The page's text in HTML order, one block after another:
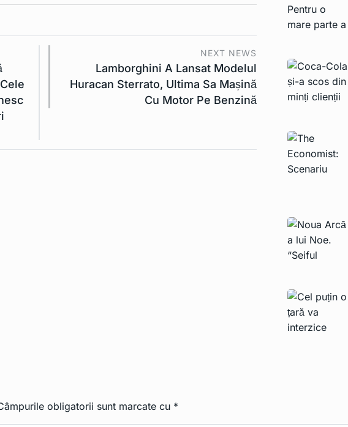
NEXT NEWS
Lamborghini A Lansat Modelul
Huracan Sterrato, Ultima Sa Mașină
Cu Motor Pe Benzină
obligatorii sunt marcate cu *